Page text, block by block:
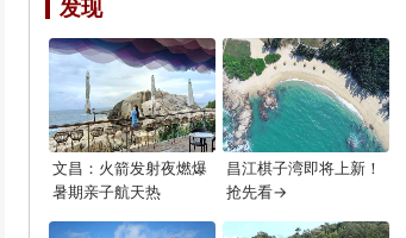
发现
文昌：火箭发射夜燃爆
暑期亲子航天热
昌江棋子湾即将上新！
抢先看→